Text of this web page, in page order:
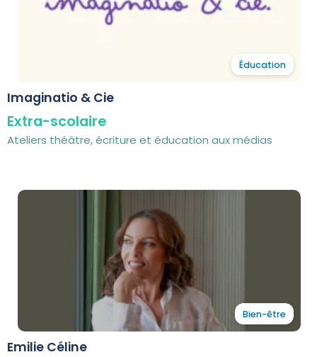
Éducation
Imaginatio & Cie
Extra-scolaire
Ateliers théâtre, écriture et éducation aux médias
Bien-être
Emilie Céline